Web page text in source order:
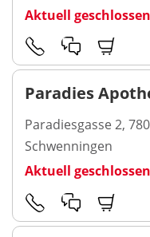
Aktuell geschlossen
Paradies
Paradiesgasse 2,
Schwenningen
Aktuell geschlossen